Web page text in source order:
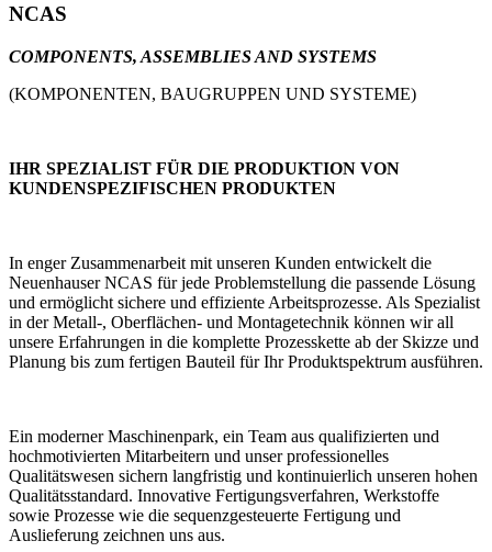
NCAS
COMPONENTS, ASSEMBLIES AND SYSTEMS
(KOMPONENTEN, BAUGRUPPEN UND SYSTEME)
IHR SPEZIALIST FÜR DIE PRODUKTION VON
KUNDENSPEZIFISCHEN PRODUKTEN
In enger Zusammenarbeit mit unseren Kunden entwickelt die
Neuenhauser NCAS für jede Problemstellung die passende Lösung
und ermöglicht sichere und effiziente Arbeitsprozesse. Als Spezialist
in der Metall-, Oberflächen- und Montagetechnik können wir all
unsere Erfahrungen in die komplette Prozesskette ab der Skizze und
Planung bis zum fertigen Bauteil für Ihr Produktspektrum ausführen.
Ein moderner Maschinenpark, ein Team aus qualifizierten und
hochmotivierten Mitarbeitern und unser professionelles
Qualitätswesen sichern langfristig und kontinuierlich unseren hohen
Qualitätsstandard. Innovative Fertigungsverfahren, Werkstoffe
sowie Prozesse wie die sequenzgesteuerte Fertigung und
Auslieferung zeichnen uns aus.